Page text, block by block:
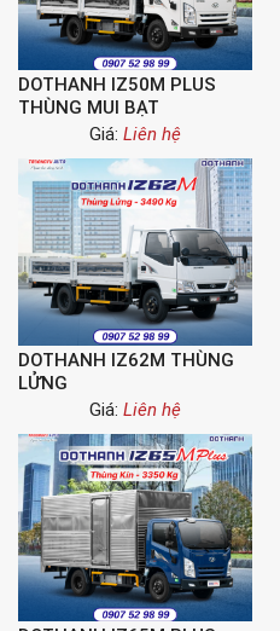
DOTHANH IZ50M PLUS
THÙNG MUI BẠT
Giá: Liên hệ
DOTHANH IZ62M THÙNG
LỬNG
Giá: Liên hệ